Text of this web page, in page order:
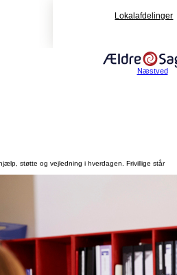
Lokalafdelinger
Næstved
støtte og vejledning i hverdagen. Frivillige står